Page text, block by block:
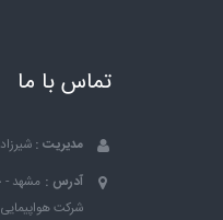
تماس با ما
مدیریت : شیرزاد
آدرس : مشهد -
شرکت هواپیمایی